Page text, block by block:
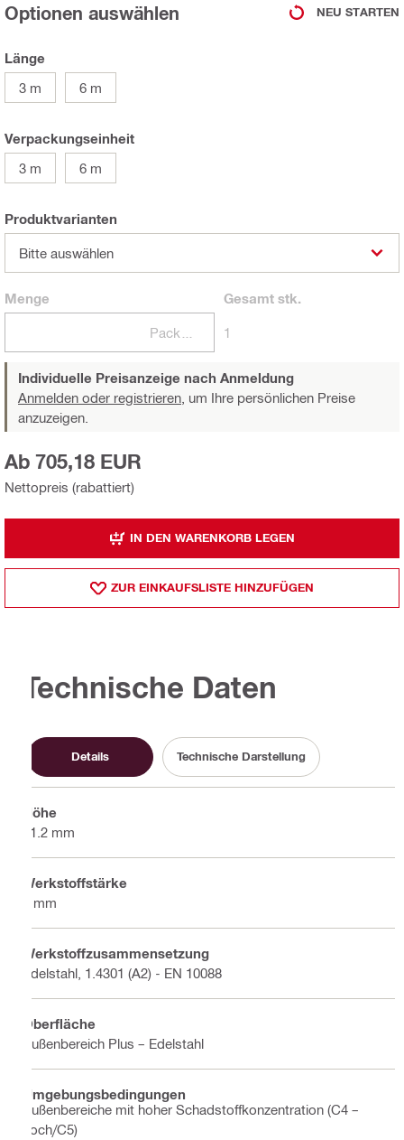
Optionen auswählen NEU STARTEN
Länge
3 m
6 m
Verpackungseinheit
3 m
6 m
Produktvarianten
Bitte auswählen
Menge Gesamtstk.
1
Individuelle Preisanzeige nach Anmeldung
Anmelden oder registrieren, um Ihre persönlichen Preise
anzuzeigen.
Nettopreis (rabattiert)
Ab 705,18 EUR
IN DEN WARENKORB LEGEN
ZUR EINKAUFSLISTE HINZUFÜGEN
Technische Daten
Details Technische Darstellung
Höhe
41.2 mm
Werkstoffstärke
2 mm
Werkstoffzusammensetzung
Edelstahl, 1.4301 (A2) - EN 10088
Oberfläche
Außenbereich Plus – Edelstahl
Umgebungsbedingungen
Außenbereiche mit hoher Schadstoffkonzentration (C4 –
hoch/C5)